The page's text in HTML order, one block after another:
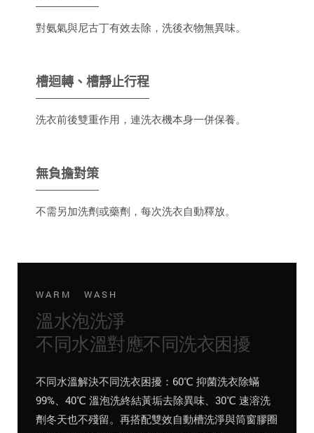
對氨氣與尼古丁有效去除，洗後衣物無異味。
槽迴轉、槽靜止行程
洗衣前後雙重作用，連洗衣機本身一併保養。
無負擔對策
不需另加洗劑或藥劑，每次洗衣自動釋放。
WARM WASH
溫水泡洗淨
不同水溫對應不同洗衣困擾
不同水溫解決不同洗衣困擾：60℃ 抑菌洗衣除蟎
99%、40℃ 溫泡洗終結黃垢去除異味、30℃ 速溶洗
劑冬天也不殘留。再搭配雙效自動槽洗淨與筒窗膠圈